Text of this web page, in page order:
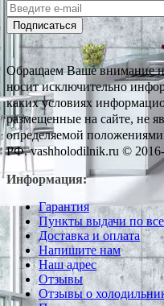
Подписаться
Обращаем Ваше внимание
носит исключительно
каких условиях
размещенные на сайте, не
определяемой положениями
РФ. vashholodilnik.ru ©
Информация:
Гарантия
Пункты выдачи по
Доставка и оплата
Напишите нам
Наш адрес
Отзывы
Отзывы о